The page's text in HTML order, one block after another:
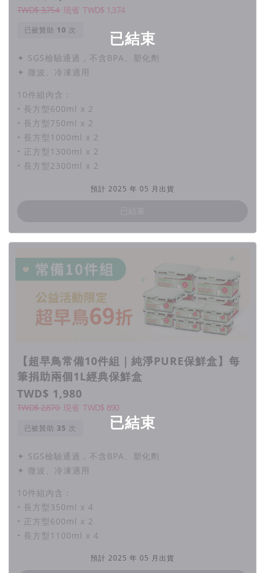
已結束
TWD$ 3,754 現省 TWD$ 1,374
已被贊助 次
✦ SGS檢驗通過，不含BPA、塑化劑
✦ 微波、冷凍適用
10件組內含：
• 長方型600ml x 2
• 長方型750ml x 2
• 長方型1000ml x 2
• 正方型1300ml x 2
• 長方型2300ml x 2
預計 2025 年 05 月出貨
已結束
【超早鳥常備10件組｜純淨PURE保鮮盒】每
筆捐助兩個1L經典保鮮盒
TWD$ 1,980
TWD$ 2,870 現省 TWD$ 890
已被贊助 次
✦ SGS檢驗通過，不含BPA、塑化劑
✦ 微波、冷凍適用
10件組內含：
• 長方型350ml x 4
• 正方型600ml x 2
• 長方型1100ml x 4
預計 2025 年 05 月出貨